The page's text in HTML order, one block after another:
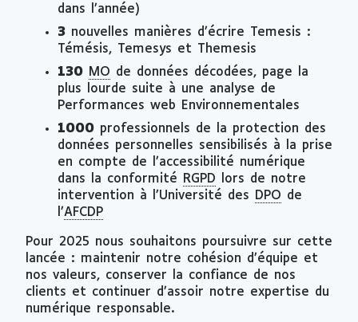
dans l’année)
3 nouvelles manières d’écrire Temesis :
Témésis, Temesys et Themesis
130 MO de données décodées, page la
plus lourde suite à une analyse de
Performances web Environnementales
1000 professionnels de la protection des
données personnelles sensibilisés à la prise
en compte de l’accessibilité numérique
dans la conformité RGPD lors de notre
intervention à l’Université des DPO de
l’AFCDP
Pour 2025 nous souhaitons poursuivre sur cette
lancée : maintenir notre cohésion d’équipe et
nos valeurs, conserver la confiance de nos
clients et continuer d’assoir notre expertise du
numérique responsable.